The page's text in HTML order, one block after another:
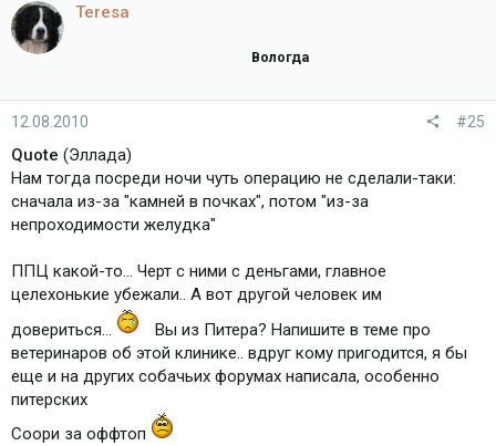
Teresa
Вологда
12.08.2010 #25
Quote (Эллада)
Нам тогда посреди ночи чуть операцию не сделали-таки:
сначала из-за "камней в почках", потом "из-за
непроходимости желудка"
ППЦ какой-то... Черт с ними с деньгами, главное
целехонькие убежали.. А вот другой человек им
довериться...
Вы из Питера? Напишите в теме про
ветеринаров об этой клинике.. вдруг кому пригодится, я бы
еще и на других собачьих форумах написала, особенно
питерских
Соори за оффтоп